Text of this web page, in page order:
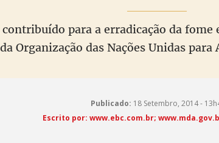
para a erradicação da fome
Organização das Nações Unidas
Publicado: 18 Setembro, 2014 -
Escrito por: www.ebc.com.br;